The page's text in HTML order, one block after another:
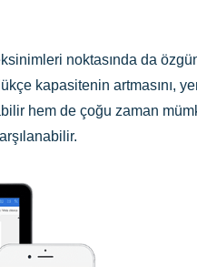
noktasında da
kapasitenin artmasını,
hem de çoğu zaman